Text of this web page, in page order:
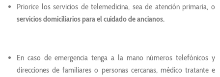
Priorice los servicios de telemedicina, sea de atención primaria, o
servicios domiciliarios para el cuidado de ancianos.
En caso de emergencia tenga a la mano números telefónicos y
direcciones de familiares o personas cercanas, médico tratante e